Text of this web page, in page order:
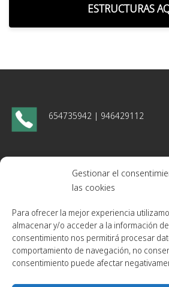
Gestionar el
las cookies
Para ofrecer la mejor experiencia
almacenar y/o acceder a la información
consentimiento nos permitirá procesar
comportamiento de navegación, no
consentimiento puede afectar
ESTRUCTURAS
654735942 | 946429112
monsantoss.sl@outlook.es
Gogorrena bidea, 3 bajo
48180. Loiu, Bizkaia